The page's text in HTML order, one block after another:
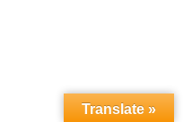
Translate »